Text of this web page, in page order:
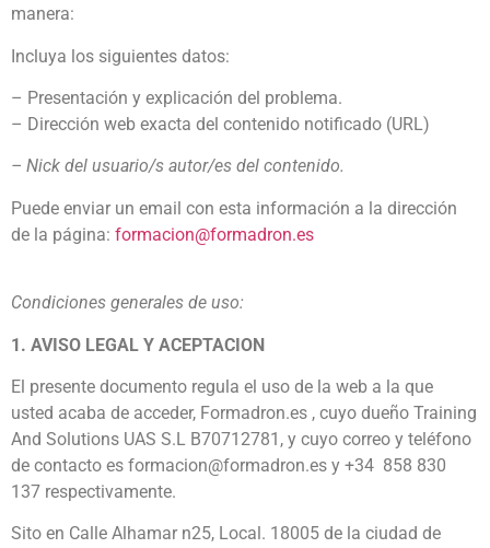
manera:
Incluya los siguientes datos:
– Presentación y explicación del problema.
– Dirección web exacta del contenido notificado (URL)
– Nick del usuario/s autor/es del contenido.
Puede enviar un email con esta información a la dirección
de la página: formacion@formadron.es
Condiciones generales de uso:
1. AVISO LEGAL Y ACEPTACION
El presente documento regula el uso de la web a la que
usted acaba de acceder, Formadron.es , cuyo dueño Training
And Solutions UAS S.L B70712781, y cuyo correo y teléfono
de contacto es formacion@formadron.es y +34 858 830
137 respectivamente.
Sito en Calle Alhamar n25, Local. 18005 de la ciudad de